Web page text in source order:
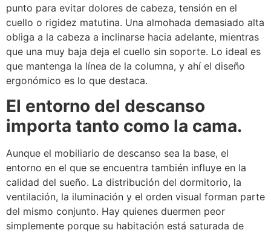
punto para evitar dolores de cabeza, tensión en el
cuello o rigidez matutina. Una almohada demasiado alta
obliga a la cabeza a inclinarse hacia adelante, mientras
que una muy baja deja el cuello sin soporte. Lo ideal es
que mantenga la línea de la columna, y ahí el diseño
ergonómico es lo que destaca.
El entorno del descanso
importa tanto como la cama.
Aunque el mobiliario de descanso sea la base, el
entorno en el que se encuentra también influye en la
calidad del sueño. La distribución del dormitorio, la
ventilación, la iluminación y el orden visual forman parte
del mismo conjunto. Hay quienes duermen peor
simplemente porque su habitación está saturada de